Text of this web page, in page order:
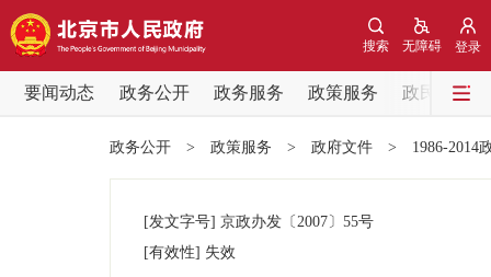
登录
无障碍
搜索
要闻动态 政务公开 政务服务 政策服务
政民互动
党中央精神
政务公开 > 政策服务 > 政府文件 > 1986-2014
[发文字号] 京政办发 〔2007〕 55号
[有效性] 失效